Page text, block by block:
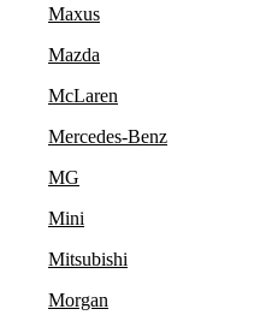
Maxus
Mazda
McLaren
Mercedes-Benz
MG
Mini
Mitsubishi
Morgan